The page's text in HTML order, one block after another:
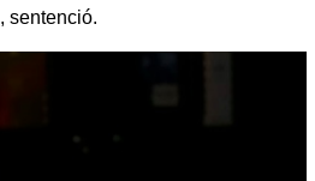
, sentenció.